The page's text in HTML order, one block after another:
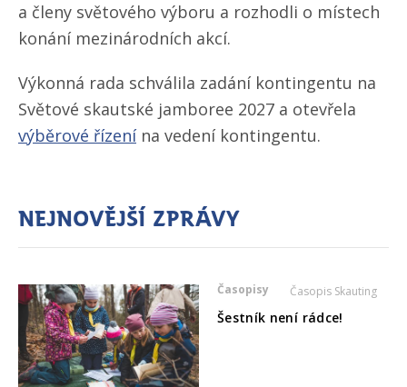
a členy světového výboru a rozhodli o místech
konání mezinárodních akcí.
Výkonná rada schválila zadání kontingentu na
Světové skautské jamboree 2027 a otevřela
výběrové řízenína vedení kontingentu.
Nejnovější zprávy
Časopisy Časopis Skauting
Šestník není rádce!